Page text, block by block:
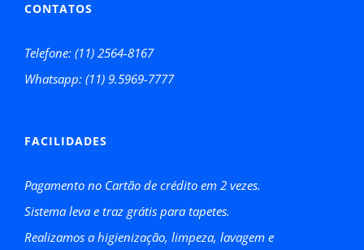
CONTATOS
Telefone: (11) 2564-8167
Whatsapp: (11) 9.5969-7777
FACILIDADES
Pagamento no Cartão de crédito em 2 vezes.
Sistema leva e traz grátis para tapetes.
Realizamos a higienização, limpeza, lavagem e